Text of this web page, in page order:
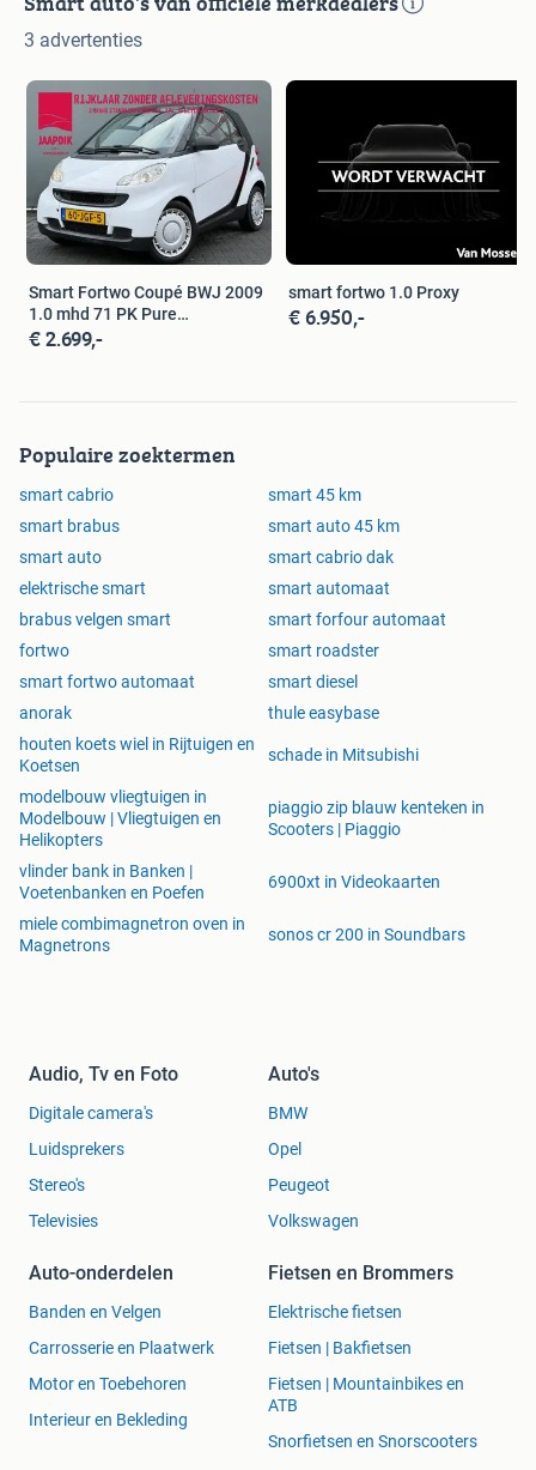
3 advertenties
Smart Fortwo Coupé BWJ 2009
1.0 mhd 71 PK Pure
AUTOMAAT | P
€ 2.699,-
smart fortwo 1.0 Proxy
€ 6.950,-
Populaire zoektermen
smart cabrio
smart 45 km
smart brabus
smart auto 45 km
smart auto
smart cabrio dak
elektrische smart
smart automaat
brabus velgen smart
smart forfour automaat
fortwo
smart roadster
smart fortwo automaat
smart diesel
anorak
thule easybase
houten koets wiel in Rijtuigen en
Koetsen
schade in Mitsubishi
modelbouw vliegtuigen in
Modelbouw | Vliegtuigen en
Helikopters
piaggio zip blauw kenteken in
Scooters | Piaggio
vlinder bank in Banken |
Voetenbanken en Poefen
6900xt in Videokaarten
miele combimagnetron oven in
Magnetrons
sonos cr 200 in Soundbars
Audio, Tv en Foto
Digitale camera's
Luidsprekers
Stereo's
Televisies
Auto's
BMW
Opel
Peugeot
Volkswagen
Auto-onderdelen
Banden en Velgen
Carrosserie en Plaatwerk
Motor en Toebehoren
Interieur en Bekleding
Fietsen en Brommers
Elektrische fietsen
Fietsen | Bakfietsen
Fietsen | Mountainbikes en
ATB
Snorfietsen en Snorscooters